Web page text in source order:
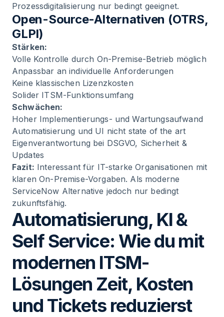
Prozessdigitalisierung nur bedingt geeignet.
Open-Source-Alternativen (OTRS,
GLPI)
Stärken:
Volle Kontrolle durch On-Premise-Betrieb möglich
Anpassbar an individuelle Anforderungen
Keine klassischen Lizenzkosten
Solider ITSM-Funktionsumfang
Schwächen:
Hoher Implementierungs- und Wartungsaufwand
Automatisierung und UI nicht state of the art
Eigenverantwortung bei DSGVO, Sicherheit &
Updates
Fazit: Interessant für IT-starke Organisationen mit
klaren On-Premise-Vorgaben. Als moderne
ServiceNow Alternative jedoch nur bedingt
zukunftsfähig.
Automatisierung, KI &
Self Service: Wie du mit
modernen ITSM-
Lösungen Zeit, Kosten
und Tickets reduzierst